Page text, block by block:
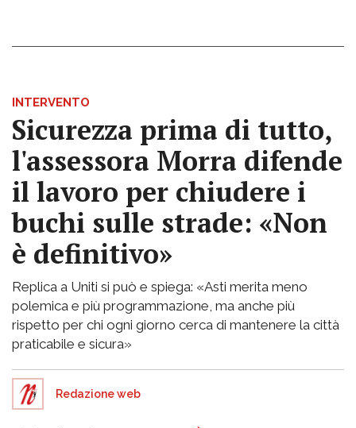
INTERVENTO
Sicurezza prima di tutto,
l'assessora Morra difende
il lavoro per chiudere i
buchi sulle strade: «Non
è definitivo»
Replica a Uniti si può e spiega: «Asti merita meno
polemica e più programmazione, ma anche più
rispetto per chi ogni giorno cerca di mantenere la città
praticabile e sicura»
Redazione web